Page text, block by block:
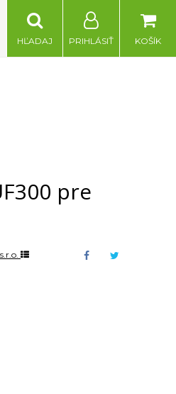
KOŠÍK
PRIHLÁSIŤ
HĽADAJ
pre